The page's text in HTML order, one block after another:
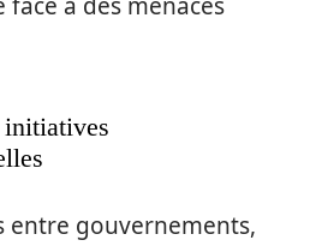
à des menaces
entre gouvernements,